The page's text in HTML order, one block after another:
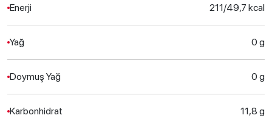
Enerji 211/49,7 kcal
Yağ 0 g
Doymuş Yağ 0 g
Karbonhidrat 11,8 g